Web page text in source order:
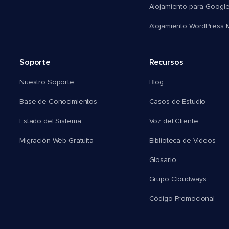
Alojamiento para
Alojamiento WordPress
Soporte
Nuestro Soporte
Base de Conocimientos
Estado del Sistema
Migración Web Gratuita
Recursos
Blog
Casos de Estudio
Voz del Cliente
Biblioteca de Videos
Glosario
Grupo Cloudways
Código Promocional